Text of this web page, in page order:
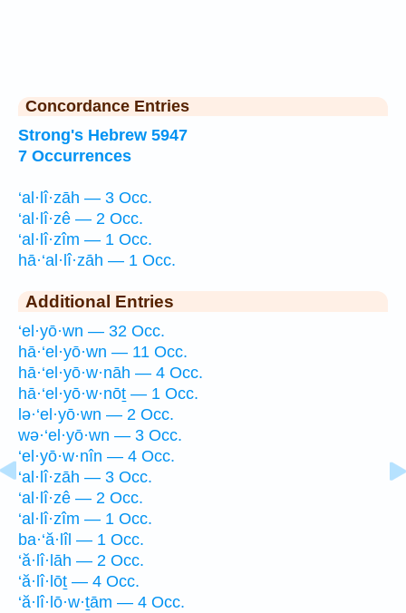
Concordance Entries
Strong's Hebrew 5947
7 Occurrences
‘al·lî·zāh — 3 Occ.
‘al·lî·zê — 2 Occ.
‘al·lî·zîm — 1 Occ.
hā·‘al·lî·zāh — 1 Occ.
Additional Entries
‘el·yō·wn — 32 Occ.
hā·‘el·yō·wn — 11 Occ.
hā·‘el·yō·w·nāh — 4 Occ.
hā·‘el·yō·w·nōṯ — 1 Occ.
lə·‘el·yō·wn — 2 Occ.
wə·‘el·yō·wn — 3 Occ.
‘el·yō·w·nîn — 4 Occ.
‘al·lî·zāh — 3 Occ.
‘al·lî·zê — 2 Occ.
‘al·lî·zîm — 1 Occ.
ba·‘ă·lîl — 1 Occ.
‘ă·lî·lāh — 2 Occ.
‘ă·lî·lōṯ — 4 Occ.
‘ă·lî·lō·w·ṯām — 4 Occ.